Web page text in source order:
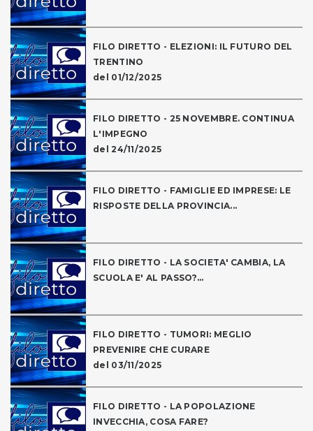
FILO DIRETTO - ELEZIONI: IL FUTURO DEL
TRENTINO
del 01/12/2025
FILO DIRETTO - 25 NOVEMBRE. CONTINUA
L'IMPEGNO
del 24/11/2025
FILO DIRETTO - FAMIGLIE ED IMPRESE: LE
RISPOSTE DELLA PROVINCIA...
FILO DIRETTO - LA SOCIETA' CAMBIA, LA
SCUOLA E' AL PASSO?...
FILO DIRETTO - TUMORI: MEGLIO
PREVENIRE CHE CURARE
del 03/11/2025
FILO DIRETTO - LA POPOLAZIONE
INVECCHIA, COSA FARE?